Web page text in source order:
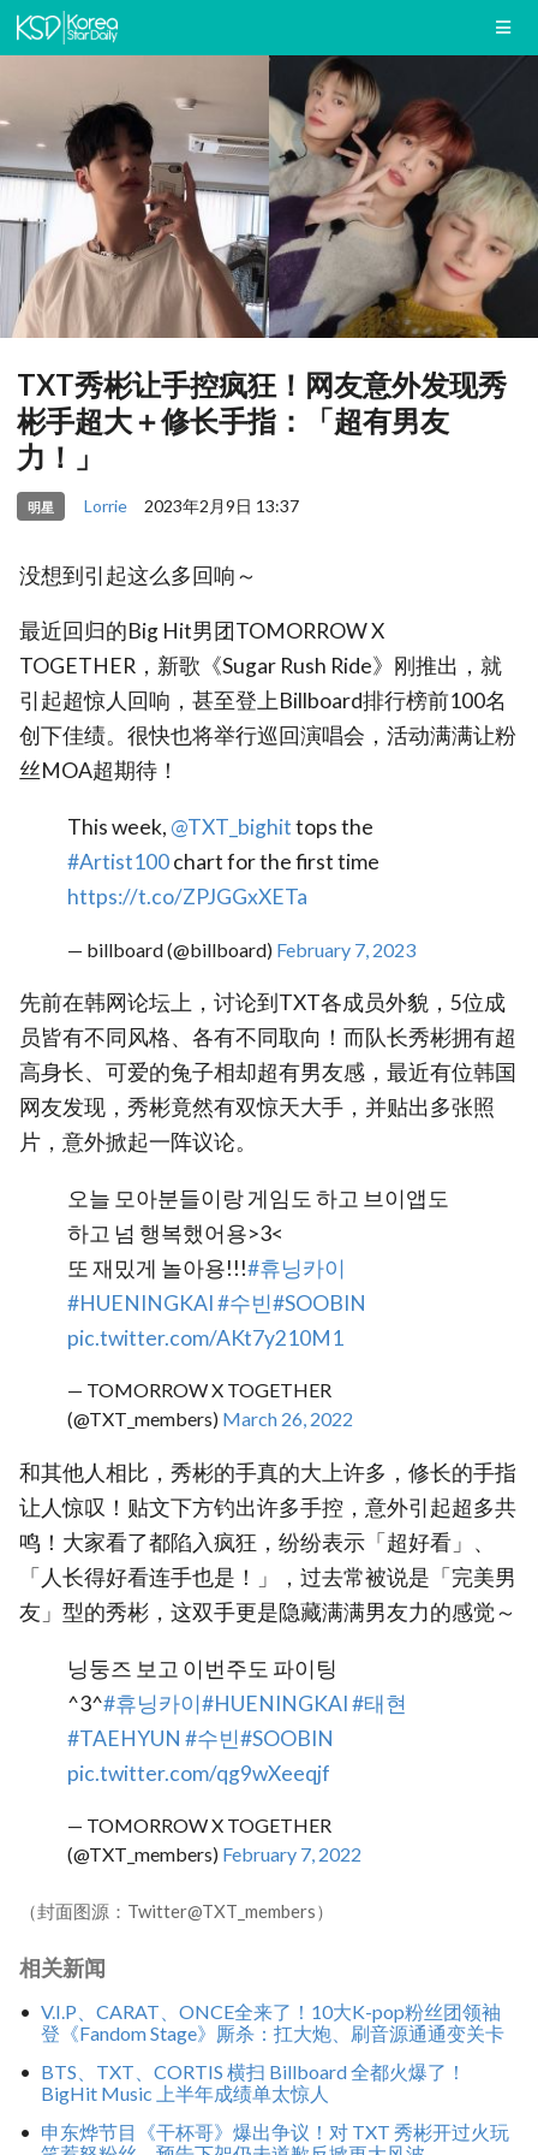
TXT秀彬让手控疯狂！网友意外发现秀
彬手超大＋修长手指：「超有男友
力！」
明星 Lorrie 2023年2月9日 13:37
没想到引起这么多回响～
最近回归的Big Hit男团TOMORROW X
TOGETHER，新歌《Sugar Rush Ride》刚推出，就
引起超惊人回响，甚至登上Billboard排行榜前100名
创下佳绩。很快也将举行巡回演唱会，活动满满让粉
丝MOA超期待！
This week, @TXT_bighittops the
#Artist100chart for the first time
https://t.co/ZPJGGxXETa
— billboard (@billboard) February 7, 2023
先前在韩网论坛上，讨论到TXT各成员外貌，5位成
员皆有不同风格、各有不同取向！而队长秀彬拥有超
高身长、可爱的兔子相却超有男友感，最近有位韩国
网友发现，秀彬竟然有双惊天大手，并贴出多张照
片，意外掀起一阵议论。
오늘 모아분들이랑 게임도 하고 브이앱도
하고 넘 행복했어용>3<
또 재밌게 놀아용!!!#휴닝카이
#HUENINGKAI#수빈#SOOBIN
pic.twitter.com/AKt7y210M1
— TOMORROW X TOGETHER
(@TXT_members) March 26, 2022
和其他人相比，秀彬的手真的大上许多，修长的手指
让人惊叹！贴文下方钓出许多手控，意外引起超多共
鸣！大家看了都陷入疯狂，纷纷表示「超好看」、
「人长得好看连手也是！」，过去常被说是「完美男
友」型的秀彬，这双手更是隐藏满满男友力的感觉～
닝둥즈 보고 이번주도 파이팅
^3^#휴닝카이#HUENINGKAI#태현
#TAEHYUN #수빈#SOOBIN
pic.twitter.com/qg9wXeeqjf
— TOMORROW X TOGETHER
(@TXT_members) February 7, 2022
（封面图源：Twitter@TXT_members）
相关新闻
V.I.P、CARAT、ONCE全来了！10大K-pop粉丝团领袖
登《Fandom Stage》厮杀：扛大炮、刷音源通通变关卡
BTS、TXT、CORTIS 横扫 Billboard 全都火爆了！
BigHit Music 上半年成绩单太惊人
申东烨节目《干杯哥》爆出争议！对 TXT 秀彬开过火玩